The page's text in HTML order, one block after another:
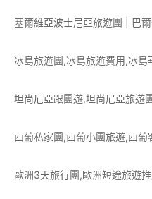
塞爾維亞波士尼亞旅遊團 | 巴
冰島旅遊團,冰島旅遊費用,冰
坦尚尼亞跟團遊,坦尚尼亞旅遊
西葡私家團,西葡小團旅遊,西葡
歐洲3天旅行團,歐洲短途旅遊